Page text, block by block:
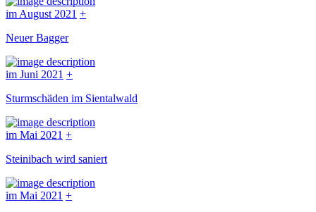
im August 2021 +
Neuer Bagger
im Juni 2021 +
Sturmschäden im Sientalwald
im Mai 2021 +
Steinibach wird saniert
im Mai 2021 +